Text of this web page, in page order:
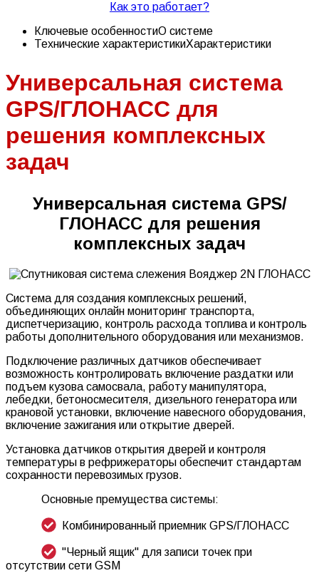
Как это работает?
Ключевые особенностиО системе
Технические характеристикиХарактеристики
Универсальная система
GPS/ГЛОНАСС для
решения комплексных
задач
Универсальная система GPS/
ГЛОНАСС для решения
комплексных задач
Система для создания комплексных решений,
объединяющих онлайн мониторинг транспорта,
диспетчеризацию, контроль расхода топлива и контроль
работы дополнительного оборудования или механизмов.
Подключение различных датчиков обеспечивает
возможность контролировать включение раздатки или
подъем кузова самосвала, работу манипулятора,
лебедки, бетоносмесителя, дизельного генератора или
крановой установки, включение навесного оборудования,
включение зажигания или открытие дверей.
Установка датчиков открытия дверей и контроля
температуры в рефрижераторы обеспечит стандартам
сохранности перевозимых грузов.
Основные премущества системы:
Комбинированный приемник GPS/ГЛОНАСС
"Черный ящик" для записи точек при
отсутствии сети GSM